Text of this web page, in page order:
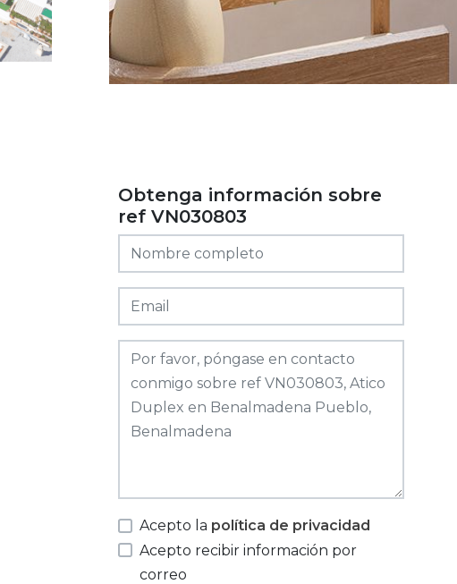
Obtenga información sobre
ref VN030803
Acepto la política de privacidad
Acepto recibir información por
correo